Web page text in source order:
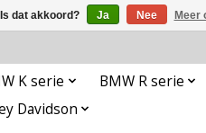
K serie BMW R serie
Davidson
dat akkoord? Ja Nee Meer